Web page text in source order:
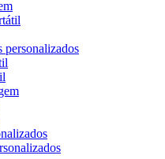
personalizados